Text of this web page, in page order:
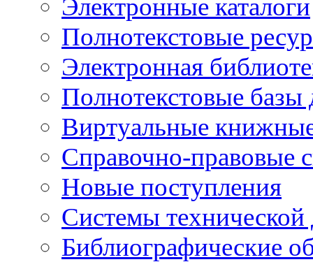
Электронные каталоги
Полнотекстовые
Электронная
Полнотекстовые
Виртуальные
Справочно-правовые
Новые поступления
Cистемы
Библиографические